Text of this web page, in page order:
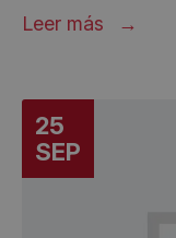
Leer más
25
SEP